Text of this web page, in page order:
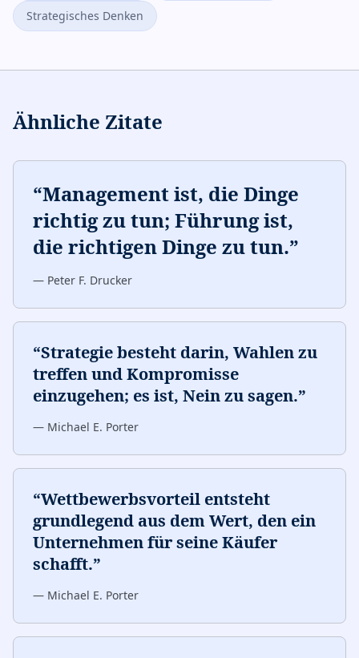
Strategisches Denken
Ähnliche Zitate
“Management ist, die Dinge
richtig zu tun; Führung ist,
die richtigen Dinge zu tun.”
— Peter F. Drucker
“Strategie besteht darin, Wahlen zu
treffen und Kompromisse
einzugehen; es ist, Nein zu sagen.”
— Michael E. Porter
“Wettbewerbsvorteil entsteht
grundlegend aus dem Wert, den ein
Unternehmen für seine Käufer
schafft.”
— Michael E. Porter